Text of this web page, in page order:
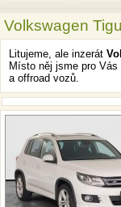
Volkswagen
Litujeme, ale inzerát
Místo něj jsme pro
a offroad vozů.